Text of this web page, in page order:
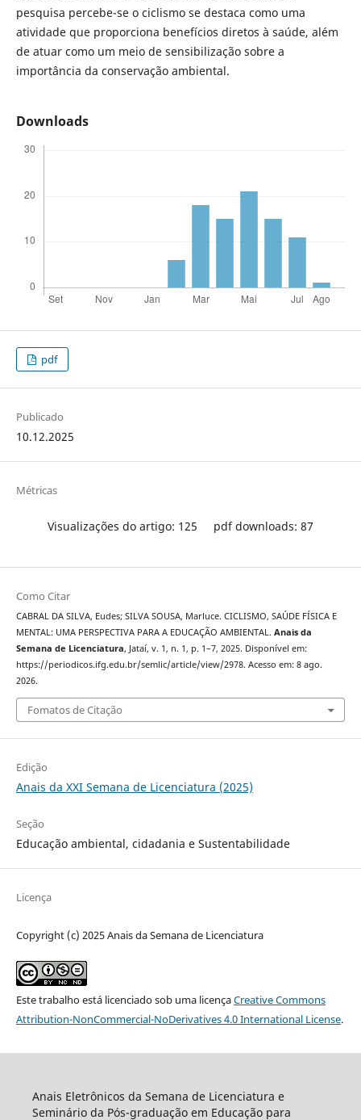
pesquisa percebe-se o ciclismo se destaca como uma
atividade que proporciona benefícios diretos à saúde, além
de atuar como um meio de sensibilização sobre a
importância da conservação ambiental.
Downloads
pdf
Publicado
10.12.2025
Métricas
Visualizações do artigo: 125 pdf downloads: 87
Como Citar
CABRAL DA SILVA, Eudes; SILVA SOUSA, Marluce. CICLISMO, SAÚDE FÍSICA E
MENTAL: UMA PERSPECTIVA PARA A EDUCAÇÃO AMBIENTAL. Anais da
Semana de Licenciatura, Jataí, v. 1, n. 1, p. 1–7, 2025. Disponível em:
https://periodicos.ifg.edu.br/semlic/article/view/2978. Acesso em: 8 ago.
2026.
Fomatos de Citação
Edição
Anais da XXI Semana de Licenciatura (2025)
Seção
Educação ambiental, cidadania e Sustentabilidade
Licença
Copyright (c) 2025 Anais da Semana de Licenciatura
Este trabalho está licenciado sob uma licençaCreative Commons
Attribution-NonCommercial-NoDerivatives 4.0 International License.
Anais Eletrônicos da Semana de Licenciatura e
Seminário da Pós-graduação em Educação para